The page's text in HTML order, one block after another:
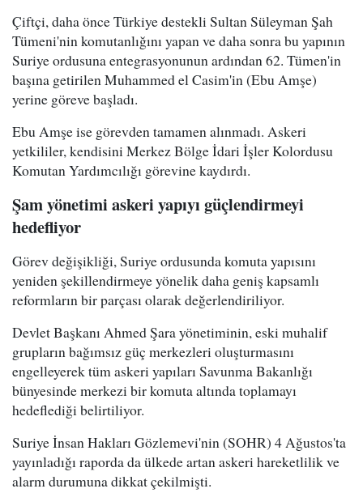
Çiftçi, daha önce Türkiye destekli Sultan Süleyman Şah
Tümeni'nin komutanlığını yapan ve daha sonra bu yapının
Suriye ordusuna entegrasyonunun ardından 62. Tümen'in
başına getirilen Muhammed el Casim'in (Ebu Amşe)
yerine göreve başladı.
Ebu Amşe ise görevden tamamen alınmadı. Askeri
yetkililer, kendisini Merkez Bölge İdari İşler Kolordusu
Komutan Yardımcılığı görevine kaydırdı.
Şam yönetimi askeri yapıyı güçlendirmeyi
hedefliyor
Görev değişikliği, Suriye ordusunda komuta yapısını
yeniden şekillendirmeye yönelik daha geniş kapsamlı
reformların bir parçası olarak değerlendiriliyor.
Devlet Başkanı Ahmed Şara yönetiminin, eski muhalif
grupların bağımsız güç merkezleri oluşturmasını
engelleyerek tüm askeri yapıları Savunma Bakanlığı
bünyesinde merkezi bir komuta altında toplamayı
hedeflediği belirtiliyor.
Suriye İnsan Hakları Gözlemevi'nin (SOHR) 4 Ağustos'ta
yayınladığı raporda da ülkede artan askeri hareketlilik ve
alarm durumuna dikkat çekilmişti.